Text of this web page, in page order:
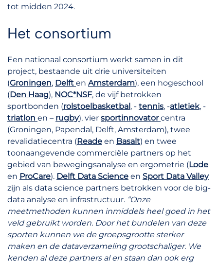
tot midden 2024.
Het consortium
Een nationaal consortium werkt samen in dit
project, bestaande uit drie universiteiten
(Groningen, Delft en Amsterdam), een hogeschool
(Den Haag), NOC*NSF, de vijf betrokken
sportbonden (rolstoelbasketbal, - tennis, -atletiek, -
triatlon en – rugby), vier sportinnovatorcentra
(Groningen, Papendal, Delft, Amsterdam), twee
revalidatiecentra (Reade en Basalt) en twee
toonaangevende commerciële partners op het
gebied van bewegingsanalyse en ergometrie (Lode
en ProCare). Delft Data Science en Sport Data Valley
zijn als data science partners betrokken voor de big-
data analyse en infrastructuur. “Onze
meetmethoden kunnen inmiddels heel goed in het
veld gebruikt worden. Door het bundelen van deze
sporten kunnen we de groepsgrootte sterker
maken en de dataverzameling grootschaliger. We
kenden al deze partners al en staan dan ook erg